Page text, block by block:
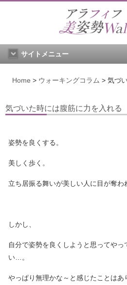
サイトメニュー
Home > ウォーキングコラム > 気づ
気づいた時には腹筋に力を入れる
姿勢を良くする。
美しく歩く。
立ち居振る舞いが美しい人に目が奪わ
しかし、
自分で姿勢を良くしようと思ってや
い…。
やっぱり無理かな～と感じたことはあ